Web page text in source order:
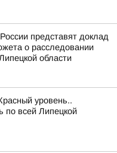
представят доклад
о расследовании
области
уровень..
по всей Липецкой